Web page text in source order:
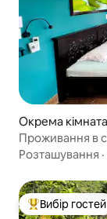
Окрема кімната
Проживання в
місцевій сім'ї
Розташування ·
Топ вибір
Вибір гостей